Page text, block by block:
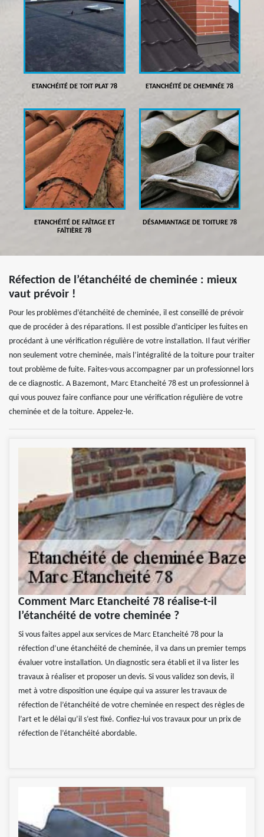
ETANCHÉITÉ DE TOIT PLAT 78 ETANCHÉITÉ DE CHEMINÉE 78
ETANCHÉITÉ DE FAÎTAGE ET
FAÎTIÈRE 78
DÉSAMIANTAGE DE TOITURE 78
Réfection de l’étanchéité de cheminée : mieux
vaut prévoir !
Pour les problèmes d’étanchéité de cheminée, il est conseillé de prévoir
que de procéder à des réparations. Il est possible d’anticiper les fuites en
procédant à une vérification régulière de votre installation. Il faut vérifier
non seulement votre cheminée, mais l’intégralité de la toiture pour traiter
tout problème de fuite. Faites-vous accompagner par un professionnel lors
de ce diagnostic. A Bazemont, Marc Etancheité 78 est un professionnel à
qui vous pouvez faire confiance pour une vérification régulière de votre
cheminée et de la toiture. Appelez-le.
Comment Marc Etancheité 78 réalise-t-il
l’étanchéité de votre cheminée ?
Si vous faites appel aux services de Marc Etancheité 78 pour la
réfection d’une étanchéité de cheminée, il va dans un premier temps
évaluer votre installation. Un diagnostic sera établi et il va lister les
travaux à réaliser et proposer un devis. Si vous validez son devis, il
met à votre disposition une équipe qui va assurer les travaux de
réfection de l’étanchéité de votre cheminée en respect des règles de
l’art et le délai qu’il s’est fixé. Confiez-lui vos travaux pour un prix de
réfection de l’étanchéité abordable.